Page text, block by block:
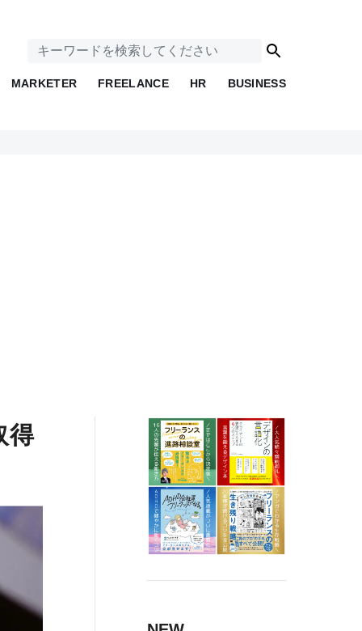
MARKETER FREELANCE HR BUSINESS
得